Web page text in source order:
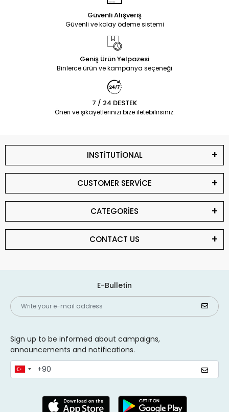
Güvenli Alışveriş
Güvenli ve kolay ödeme sistemi
Geniş Ürün Yelpazesi
Binlerce ürün ve kampanya seçeneği
7 / 24 DESTEK
Öneri ve şikayetlerinizi bize iletebilirsiniz.
INSTİTUTİONAL
CUSTOMER SERVİCE
CATEGORİES
CONTACT US
E-Bulletin
Sign up to be informed about campaigns,
announcements and notifications.